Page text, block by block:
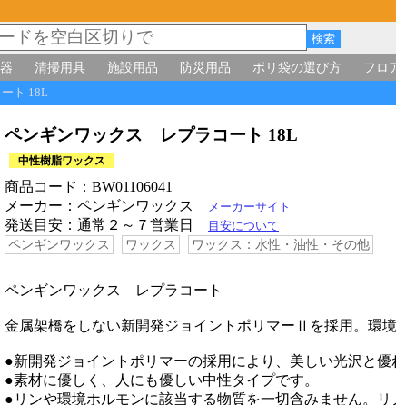
清掃用具 施設用品 防災用品 ポリ袋の選び方 フロ
ート 18L
ペンギンワックス レプラコート 18L
中性樹脂ワックス
商品コード：BW01106041
メーカー：ペンギンワックス
メーカーサイト
発送目安：通常２～７営業日 目安について
ペンギンワックス ワックス ワックス：水性・油性・その他
ペンギンワックス レプラコート
金属架橋をしない新開発ジョイントポリマーⅡを採用。環
●新開発ジョイントポリマーの採用により、美しい光沢と優
●素材に優しく、人にも優しい中性タイプです。
●リンや環境ホルモンに該当する物質を一切含みません。